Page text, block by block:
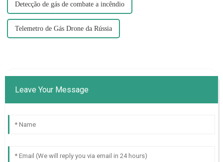
Detecção de gás de combate a incêndio
Telemetro de Gás Drone da Rússia
Leave Your Message